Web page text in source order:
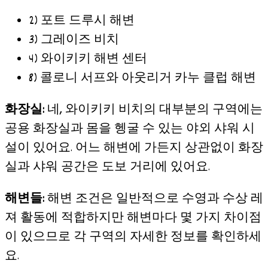
2) 포트 드루시 해변
3) 그레이즈 비치
4) 와이키키 해변 센터
8) 콜로니 서프와 아웃리거 카누 클럽 해변
화장실: 네, 와이키키 비치의 대부분의 구역에는
공용 화장실과 몸을 헹굴 수 있는 야외 샤워 시
설이 있어요. 어느 해변에 가든지 상관없이 화장
실과 샤워 공간은 도보 거리에 있어요.
해변들:해변 조건은 일반적으로 수영과 수상 레
져 활동에 적합하지만 해변마다 몇 가지 차이점
이 있으므로 각 구역의 자세한 정보를 확인하세
요.